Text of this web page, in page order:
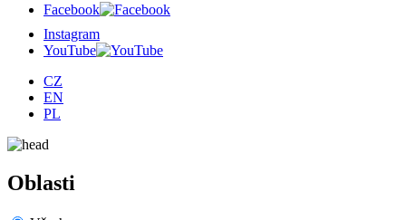
Facebook
Instagram
YouTube
CZ
EN
PL
Oblasti